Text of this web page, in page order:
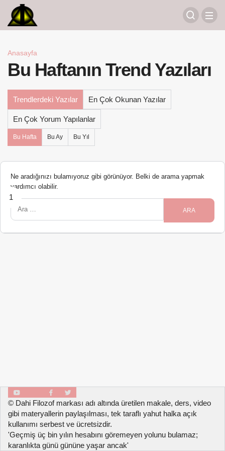
Anasayfa
Bu Haftanın Trend Yazıları
Trendlerdeki Yazılar En Çok Okunan Yazılar
En Çok Yorum Yapılanlar
Bu Hafta Bu Ay Bu Yıl
Ne aradığınızı bulamıyoruz gibi görünüyor. Belki de arama yapmak
yardımcı olabilir.
© Dahi Filozof markası adı altında üretilen makale, ders, video
gibi materyallerin paylaşılması, tek taraflı yahut halka açık
kullanımı serbest ve ücretsizdir.
'Geçmiş üç bin yılın hesabını göremeyen yolunu bulamaz;
karanlıkta günü gününe yaşar ancak'